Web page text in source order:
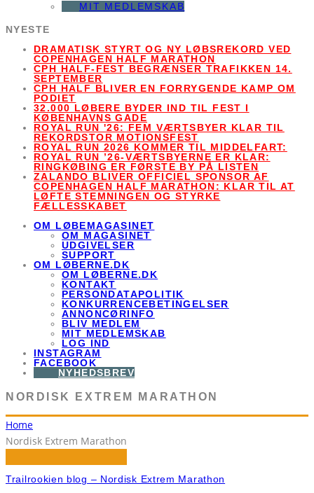
MIT MEDLEMSKAB
NYESTE
DRAMATISK STYRT OG NY LØBSREKORD VED
COPENHAGEN HALF MARATHON
CPH HALF-FEST BEGRÆNSER TRAFIKKEN 14.
SEPTEMBER
CPH HALF BLIVER EN FORRYGENDE KAMP OM
PODIET
32.000 LØBERE BYDER IND TIL FEST I
KØBENHAVNS GADE
ROYAL RUN '26: FEM VÆRTSBYER KLAR TIL
REKORDSTOR MOTIONSFEST
ROYAL RUN 2026 KOMMER TIL MIDDELFART:
ROYAL RUN ’26-VÆRTSBYERNE ER KLAR:
RINGKØBING ER FØRSTE BY PÅ LISTEN
ZALANDO BLIVER OFFICIEL SPONSOR AF
COPENHAGEN HALF MARATHON: KLAR TIL AT
LØFTE STEMNINGEN OG STYRKE
FÆLLESSKABET
OM LØBEMAGASINET
OM MAGASINET
UDGIVELSER
SUPPORT
OM LØBERNE.DK
OM LØBERNE.DK
KONTAKT
PERSONDATAPOLITIK
KONKURRENCEBETINGELSER
ANNONCØRINFO
BLIV MEDLEM
MIT MEDLEMSKAB
LOG IND
INSTAGRAM
FACEBOOK
NYHEDSBREV
NORDISK EXTREM MARATHON
Home
Nordisk Extrem Marathon
Trailrookien blog – Nordisk Extrem Marathon